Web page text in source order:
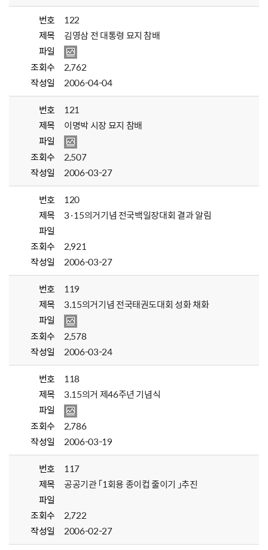
번호
122
제목
김영삼 전 대통령 묘지 참배
파일
조회수
2,762
작성일
2006-04-04
번호
121
제목
이명박 시장 묘지 참배
파일
조회수
2,507
작성일
2006-03-27
번호
120
제목
3·15의거기념 전국백일장대회 결과 알림
파일
조회수
2,921
작성일
2006-03-27
번호
119
제목
3.15의거기념 전국태권도대회 성화 채화
파일
조회수
2,578
작성일
2006-03-24
번호
118
제목
3.15의거 제46주년 기념식
파일
조회수
2,786
작성일
2006-03-19
번호
117
제목
공공기관 「1회용 종이컵 줄이기 」추진
파일
조회수
2,722
작성일
2006-02-27